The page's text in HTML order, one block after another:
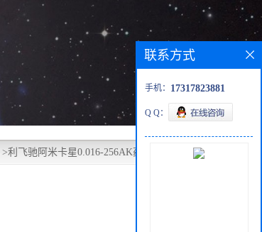
>利飞驰阿米卡星0.016-256AK药敏纸条ETEST
联系方式
手机： 17317823881
Q Q：